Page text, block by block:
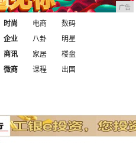
广告
时尚 电商
数码
企业
八卦
明星
商讯 家居
楼盘
微商
课程
出国